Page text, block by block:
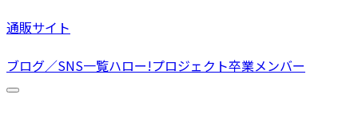
通販サイト
ブログ／SNS一覧ハロー!プロジェクト卒業メンバー